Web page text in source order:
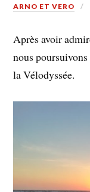
ARNO ET VERO
Après avoir
nous
la Vélodyssée.